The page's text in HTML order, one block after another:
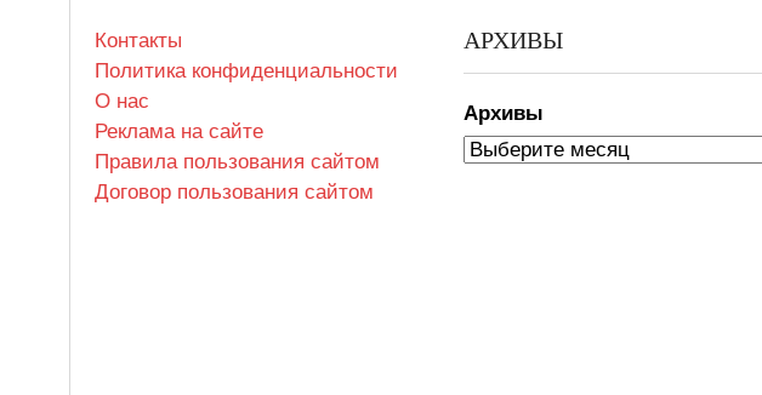
Контакты
Политика конфиденциальности
О нас
Реклама на сайте
Правила пользования сайтом
Договор пользования сайтом
АРХИВЫ
Архивы